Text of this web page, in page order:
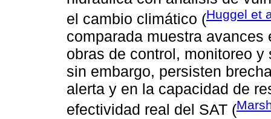
el cambio climático (Huggel et
comparada muestra
obras de control, monitoreo
sin embargo, persisten
alerta y en la capacidad de
efectividad real del SAT (